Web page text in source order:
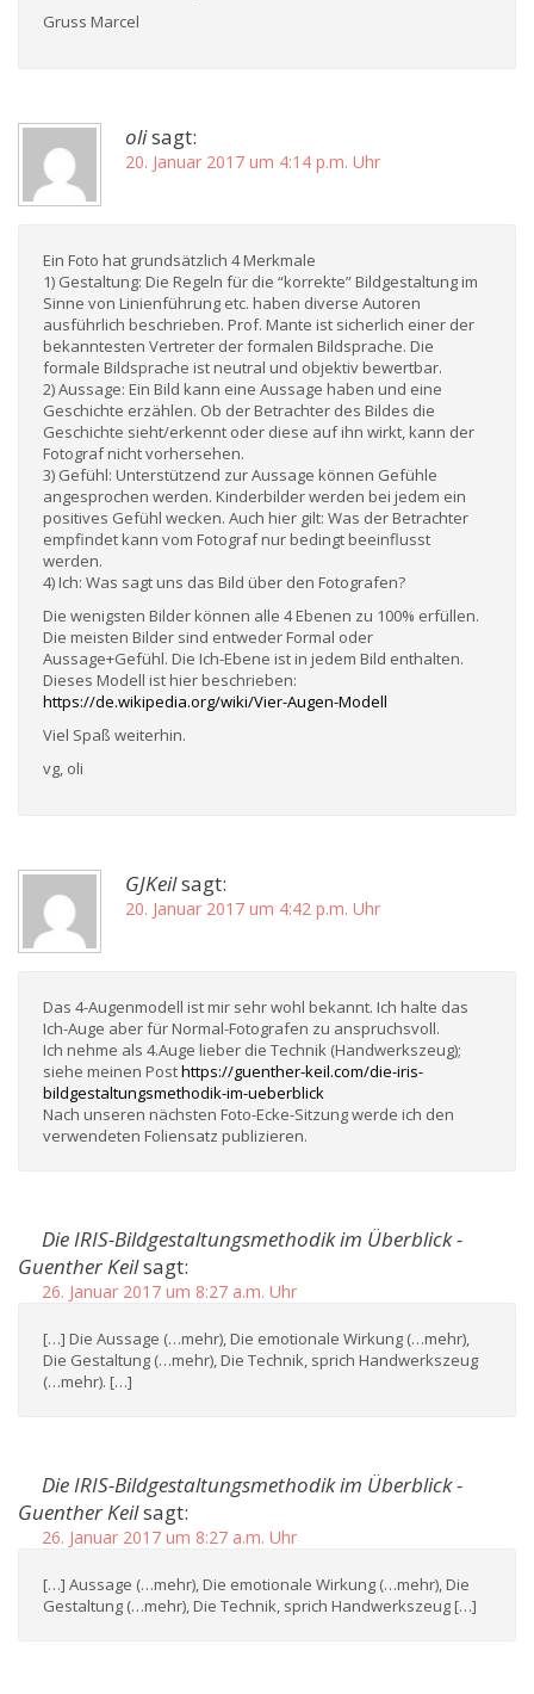
Gruss Marcel
olisagt:
20. Januar 2017 um 4:14 p.m. Uhr
Ein Foto hat grundsätzlich 4 Merkmale
1) Gestaltung: Die Regeln für die “korrekte” Bildgestaltung im
Sinne von Linienführung etc. haben diverse Autoren
ausführlich beschrieben. Prof. Mante ist sicherlich einer der
bekanntesten Vertreter der formalen Bildsprache. Die
formale Bildsprache ist neutral und objektiv bewertbar.
2) Aussage: Ein Bild kann eine Aussage haben und eine
Geschichte erzählen. Ob der Betrachter des Bildes die
Geschichte sieht/erkennt oder diese auf ihn wirkt, kann der
Fotograf nicht vorhersehen.
3) Gefühl: Unterstützend zur Aussage können Gefühle
angesprochen werden. Kinderbilder werden bei jedem ein
positives Gefühl wecken. Auch hier gilt: Was der Betrachter
empfindet kann vom Fotograf nur bedingt beeinflusst
werden.
4) Ich: Was sagt uns das Bild über den Fotografen?
Die wenigsten Bilder können alle 4 Ebenen zu 100% erfüllen.
Die meisten Bilder sind entweder Formal oder
Aussage+Gefühl. Die Ich-Ebene ist in jedem Bild enthalten.
Dieses Modell ist hier beschrieben:
https://de.wikipedia.org/wiki/Vier-Augen-Modell
Viel Spaß weiterhin.
vg, oli
GJKeilsagt:
20. Januar 2017 um 4:42 p.m. Uhr
Das 4-Augenmodell ist mir sehr wohl bekannt. Ich halte das
Ich-Auge aber für Normal-Fotografen zu anspruchsvoll.
Ich nehme als 4.Auge lieber die Technik (Handwerkszeug);
siehe meinen Posthttps://guenther-keil.com/die-iris-
bildgestaltungsmethodik-im-ueberblick
Nach unseren nächsten Foto-Ecke-Sitzung werde ich den
verwendeten Foliensatz publizieren.
Die IRIS-Bildgestaltungsmethodik im Überblick -
Guenther Keilsagt:
26. Januar 2017 um 8:27 a.m. Uhr
[…] Die Aussage (…mehr), Die emotionale Wirkung (…mehr),
Die Gestaltung (…mehr), Die Technik, sprich Handwerkszeug
(…mehr). […]
Die IRIS-Bildgestaltungsmethodik im Überblick -
Guenther Keilsagt:
26. Januar 2017 um 8:27 a.m. Uhr
[…] Aussage (…mehr), Die emotionale Wirkung (…mehr), Die
Gestaltung (…mehr), Die Technik, sprich Handwerkszeug […]